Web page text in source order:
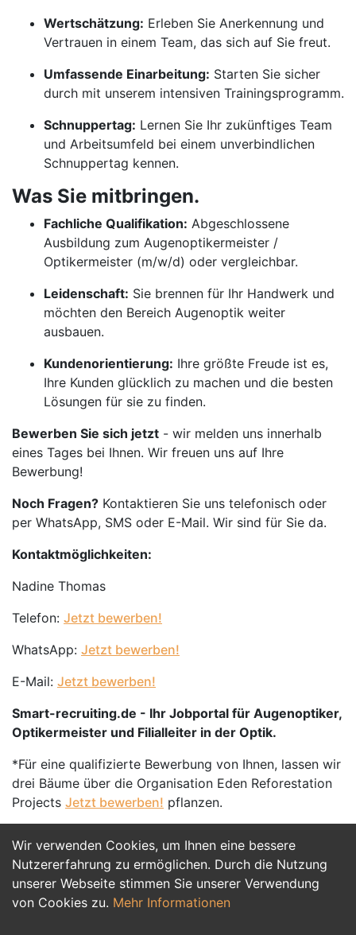
Wir verwenden Cookies, um Ihnen eine bessere
Nutzererfahrung zu ermöglichen. Durch die Nutzung
unserer Webseite stimmen Sie unserer Verwendung
von Cookies zu. Mehr Informationen
Wertschätzung: Erleben Sie Anerkennung und
Vertrauen in einem Team, das sich auf Sie freut.
Umfassende Einarbeitung: Starten Sie sicher
durch mit unserem intensiven Trainingsprogramm.
Schnuppertag: Lernen Sie Ihr zukünftiges Team
und Arbeitsumfeld bei einem unverbindlichen
Schnuppertag kennen.
Was Sie mitbringen.
Fachliche Qualifikation: Abgeschlossene
Ausbildung zum Augenoptikermeister /
Optikermeister (m/w/d) oder vergleichbar.
Leidenschaft: Sie brennen für Ihr Handwerk und
möchten den Bereich Augenoptik weiter
ausbauen.
Kundenorientierung: Ihre größte Freude ist es,
Ihre Kunden glücklich zu machen und die besten
Lösungen für sie zu finden.
Bewerben Sie sich jetzt - wir melden uns innerhalb
eines Tages bei Ihnen. Wir freuen uns auf Ihre
Bewerbung!
Noch Fragen? Kontaktieren Sie uns telefonisch oder
per WhatsApp, SMS oder E-Mail. Wir sind für Sie da.
Kontaktmöglichkeiten:
Nadine Thomas
Telefon: Jetzt bewerben!
WhatsApp: Jetzt bewerben!
E-Mail: Jetzt bewerben!
Smart-recruiting.de - Ihr Jobportal für Augenoptiker,
Optikermeister und Filialleiter in der Optik.
*Für eine qualifizierte Bewerbung von Ihnen, lassen wir
drei Bäume über die Organisation Eden Reforestation
Projects Jetzt bewerben! pflanzen.
Jetzt Bewerben